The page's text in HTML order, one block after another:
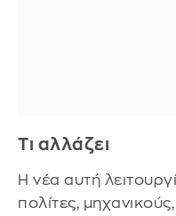
Τι αλλάζει
Η νέα αυτή
πολίτες,